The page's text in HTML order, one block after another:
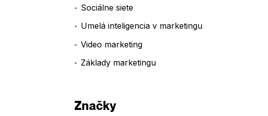
Sociálne siete
Umelá inteligencia v marketingu
Video marketing
Základy marketingu
Značky